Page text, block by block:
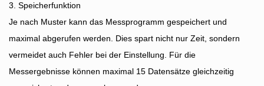
3. Speicherfunktion
Je nach Muster kann das Messprogramm gespeichert und
maximal abgerufen werden. Dies spart nicht nur Zeit, sondern
vermeidet auch Fehler bei der Einstellung. Für die
Messergebnisse können maximal 15 Datensätze gleichzeitig